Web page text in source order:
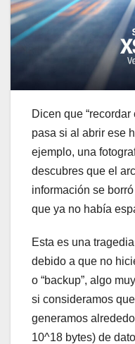
Dicen que
pasa si al abrir ese
ejemplo, una
descubres que el
información se
que ya no había
Esta es una
debido a que no
o “backup”, algo
si consideramos
generamos
10^18 bytes) de